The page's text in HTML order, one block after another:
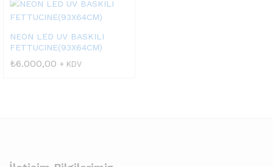
NEON LED UV BASKILI
FETTUCINE(93X64CM)
₺6.000,00 + KDV